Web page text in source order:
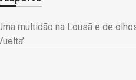
multidão na Lousã e de